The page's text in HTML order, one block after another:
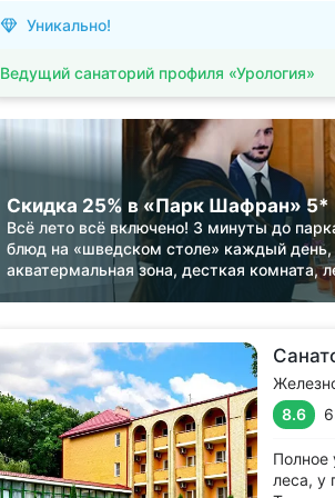
Уникально!
Ведущий санаторий профиля «Урология»
Скидка 25% в «Парк Шафран» 5*
Всё лето всё включено! 3 минуты до
блюд на «шведском столе» каждый день,
акватермальная зона, десткая комната,
8.6
Полное
леса, у